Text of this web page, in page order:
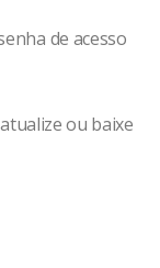
de acesso
ou baixe